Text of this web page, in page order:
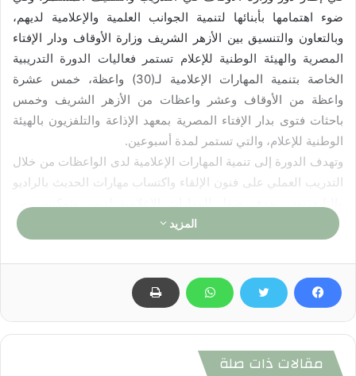
ضوء اهتمامها بأبنائها لتنمية الجوانب العلمية والإعلامية لديهم،
وبالتعاون والتنسيق بين الأزهر الشريف وزارة الأوقاف ودار الإفتاء
المصرية والهيئة الوطنية للإعلام تستمر فعاليات الدورة التدريبية
الخاصة بتنمية المهارات الإعلامية لـ(30) واعظة، خمس عشرة
واعظة من الأوقاف وعشر واعظات من الأزهر الشريف وخمس
باحثات فتوى بدار الإفتاء المصرية بمعهد الإذاعة والتلفزيون بالهيئة
الوطنية للإعلام، والتي تستمر لمدة أسبوعين.
وتهدف الدورة إلى تنمية المهارات الإعلامية لدى الواعظات من خلال
التدريب العملي على فنون الإلقاء واكتساب مهارات الحديث بالراديو
إيصال رسالة إعلامية صحيحة عن وسطية تعاليم الدين الإسلامي
الحنيف، والتأكيد على قيم التسامح والمحبة وقبول الآخر في مواجهة
الأفكار المتطرفة التي تدعو إلى العنف والإرهاب، وتسهم بشكل
إيجابي في تجديد الخطاب الديني.
المزيد
مقالات ذات صلة